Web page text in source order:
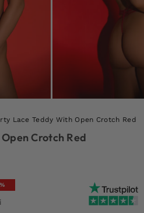
Lace Teddy With Open Crotch Red
Crotch Red